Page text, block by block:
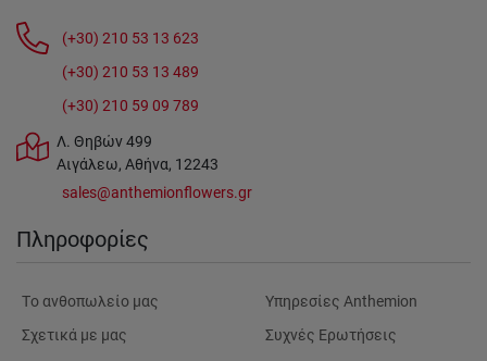
(+30) 210 53 13 623
(+30) 210 53 13 489
(+30) 210 59 09 789
Λ. Θηβών 499
Αιγάλεω, Αθήνα, 12243
sales@anthemionflowers.gr
Πληροφορίες
Tο ανθοπωλείο μας
Σχετικά με μας
Υπηρεσίες Anthemion
Συχνές Ερωτήσεις